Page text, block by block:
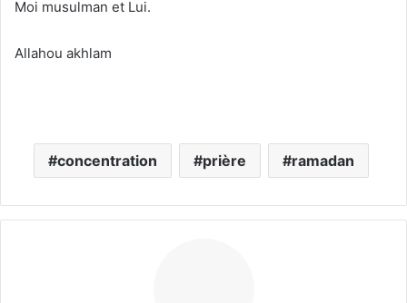
Moi musulman et Lui.
Allahou akhlam
concentration prière ramadan